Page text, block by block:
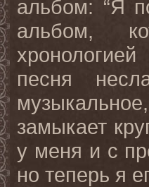
альбом: “Я
альбом,
песня
замыкает
у меня и с
но теперь я